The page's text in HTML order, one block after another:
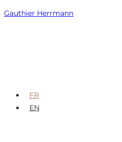
Skip
Gauthier Herrmann
FR
EN